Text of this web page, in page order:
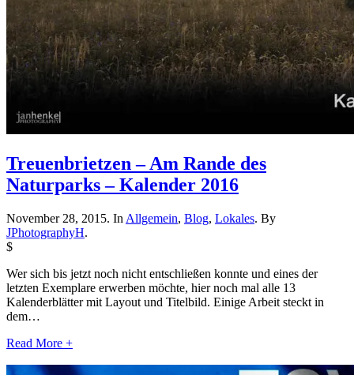
Treuenbrietzen – Am Rande des
Naturparks – Kalender 2016
November 28, 2015. In Allgemein, Blog, Lokales. By
JPhotographyH.
$
Wer sich bis jetzt noch nicht entschließen konnte und eines der
letzten Exemplare erwerben möchte, hier noch mal alle 13
Kalenderblätter mit Layout und Titelbild. Einige Arbeit steckt in
dem…
Read More +